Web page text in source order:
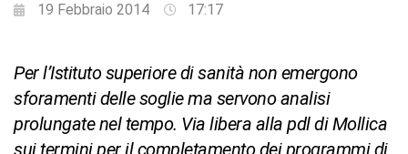
19 Febbraio 2014 17:17
Per l’Istituto superiore di sanità non emergono
sforamenti delle soglie ma servono analisi
prolungate nel tempo. Via libera alla pdl di Mollica